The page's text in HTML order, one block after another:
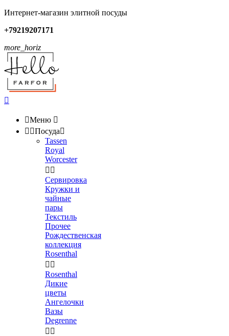
Интернет-магазин элитной посуды
+79219207171
more_horiz

Меню 
 Посуда
Tassen
Royal
Worcester
 
Сервировка
Кружки и
чайные
пары
Текстиль
Прочее
Рождественская
коллекция
Rosenthal
 
Rosenthal
Дикие
цветы
Ангелочки
Вазы
Degrenne
 